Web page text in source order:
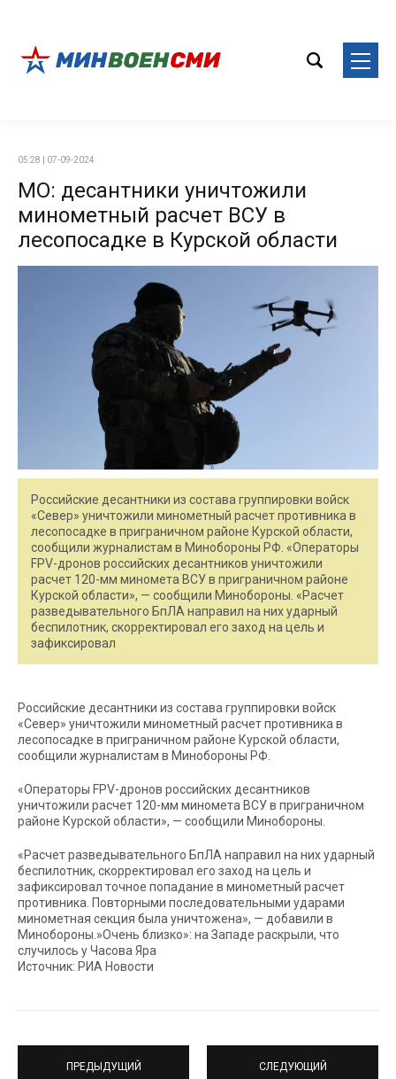
05:28 | 07-09-2024
МО: десантники уничтожили
минометный расчет ВСУ в
лесопосадке в Курской области
Российские десантники из состава группировки войск
«Север» уничтожили минометный расчет противника в
лесопосадке в приграничном районе Курской области,
сообщили журналистам в Минобороны РФ. «Операторы
FPV-дронов российских десантников уничтожили
расчет 120-мм миномета ВСУ в приграничном районе
Курской области», — сообщили Минобороны. «Расчет
разведывательного БпЛА направил на них ударный
беспилотник, скорректировал его заход на цель и
зафиксировал
Российские десантники из состава группировки войск
«Север» уничтожили минометный расчет противника в
лесопосадке в приграничном районе Курской области,
сообщили журналистам в Минобороны РФ.
«Операторы FPV-дронов российских десантников
уничтожили расчет 120-мм миномета ВСУ в приграничном
районе Курской области», — сообщили Минобороны.
«Расчет разведывательного БпЛА направил на них ударный
беспилотник, скорректировал его заход на цель и
зафиксировал точное попадание в минометный расчет
противника. Повторными последовательными ударами
минометная секция была уничтожена», — добавили в
Минобороны.»Очень близко»: на Западе раскрыли, что
случилось у Часова Яра
Источник: РИА Новости
ПРЕДЫДУЩИЙ СЛЕДУЮЩИЙ